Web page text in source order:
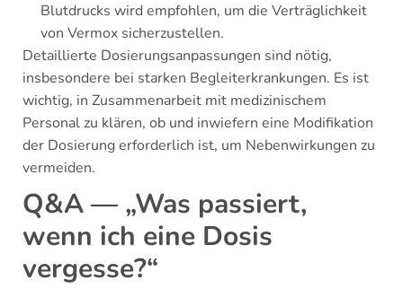
Blutdrucks wird empfohlen, um die Verträglichkeit
von Vermox sicherzustellen.
Detaillierte Dosierungsanpassungen sind nötig,
insbesondere bei starken Begleiterkrankungen. Es ist
wichtig, in Zusammenarbeit mit medizinischem
Personal zu klären, ob und inwiefern eine Modifikation
der Dosierung erforderlich ist, um Nebenwirkungen zu
vermeiden.
Q&A — „Was passiert,
wenn ich eine Dosis
vergesse?“